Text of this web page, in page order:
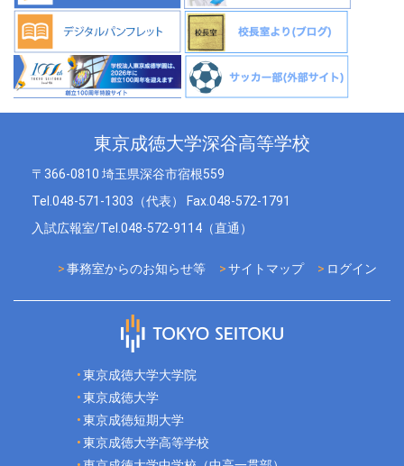
東京成徳大学深谷高等学校
〒366-0810 埼玉県深谷市宿根559
Tel.048-571-1303（代表） Fax.048-572-1791
入試広報室/Tel.048-572-9114（直通）
ログイン
サイトマップ
事務室からのお知らせ等
東京成徳大学大学院
東京成徳大学
東京成徳短期大学
東京成徳大学高等学校